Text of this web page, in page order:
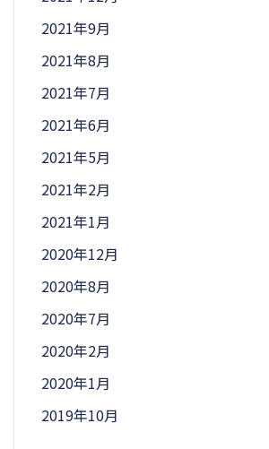
2021年9月
2021年8月
2021年7月
2021年6月
2021年5月
2021年2月
2021年1月
2020年12月
2020年8月
2020年7月
2020年2月
2020年1月
2019年10月